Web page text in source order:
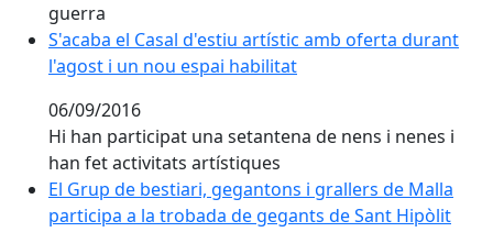
guerra
S'acaba el Casal d'estiu artístic amb oferta durant
S'acaba el Casal d'estiu artístic amb oferta durant
l'agost i un nou espai habilitat
06/09/2016
Hi han participat una setantena de nens i nenes i
han fet activitats artístiques
El Grup de bestiari, gegantons i grallers de Malla
El Grup de bestiari, gegantons i grallers de Malla
participa a la trobada de gegants de Sant Hipòlit